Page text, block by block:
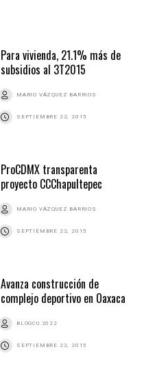
Para vivienda, 21.1% más de
subsidios al 3T2015
MARIO VÁZQUEZ BARRIOS
SEPTIEMBRE 22, 2015
ProCDMX transparenta
proyecto CCChapultepec
MARIO VÁZQUEZ BARRIOS
SEPTIEMBRE 22, 2015
Avanza construcción de
complejo deportivo en Oaxaca
BLOGCU 2022
SEPTIEMBRE 22, 2015